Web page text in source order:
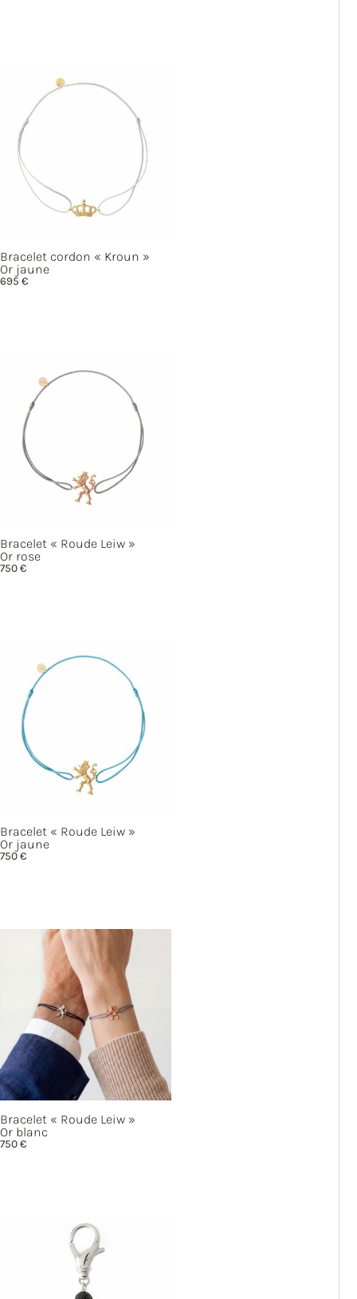
Bracelet cordon « Kroun »
Or jaune
695 €
Bracelet « Roude Leiw »
Or rose
750€
Bracelet « Roude Leiw »
Or jaune
750€
Bracelet « Roude Leiw »
Or blanc
750€